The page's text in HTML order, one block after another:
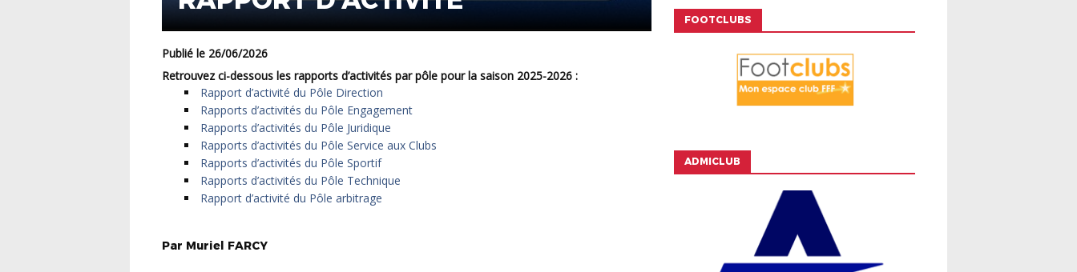
Publié le 26/06/2026
Retrouvez ci-dessous les rapports d’activités par pôle pour la saison 2025-2026 :
Rapport d’activité du Pôle Direction
Rapports d’activités du Pôle Engagement
Rapports d’activités du Pôle Juridique
Rapports d’activités du Pôle Service aux Clubs
Rapports d’activités du Pôle Sportif
Rapports d’activités du Pôle Technique
Rapport d’activité du Pôle arbitrage
Par Muriel FARCY
FOOTCLUBS
ADMICLUB